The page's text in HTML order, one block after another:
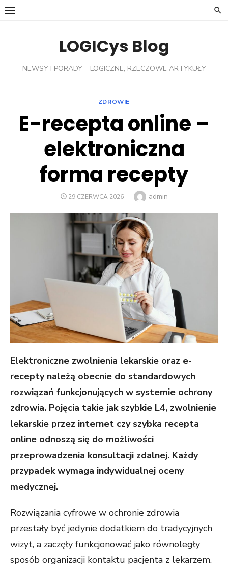
Skip
LOGICys Blog
NEWSY I PORADY – LOGICZNE, RZECZOWE ARTYKUŁY
ZDROWIE
E-recepta online –
elektroniczna
forma recepty
POSTED
29 CZERWCA 2026 Author
admin
Elektroniczne zwolnienia lekarskie oraz e-
recepty należą obecnie do standardowych
rozwiązań funkcjonujących w systemie ochrony
zdrowia. Pojęcia takie jak szybkie L4, zwolnienie
lekarskie przez internet czy szybka recepta
online odnoszą się do możliwości
przeprowadzenia konsultacji zdalnej. Każdy
przypadek wymaga indywidualnej oceny
medycznej.
Rozwiązania cyfrowe w ochronie zdrowia
przestały być jedynie dodatkiem do tradycyjnych
wizyt, a zaczęły funkcjonować jako równoległy
sposób organizacji kontaktu pacjenta z lekarzem.